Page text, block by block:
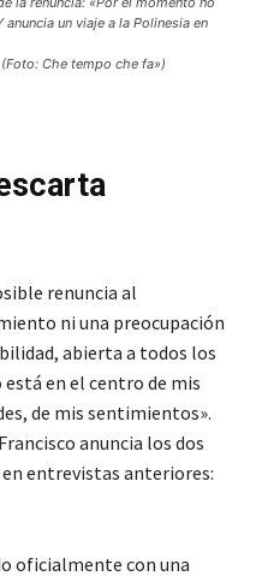
un viaje a la Polinesia en
Che tempo che fa»)
renuncia al
ni una preocupación
abierta a todos los
en el centro de mis
de mis sentimientos».
anuncia los dos
entrevistas anteriores:
oficialmente con una